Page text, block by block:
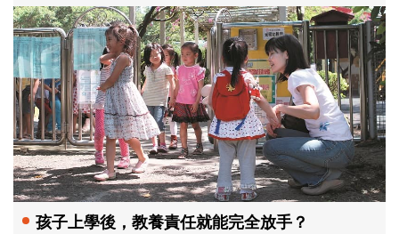
孩子上學後，教養責任就能完全放手？